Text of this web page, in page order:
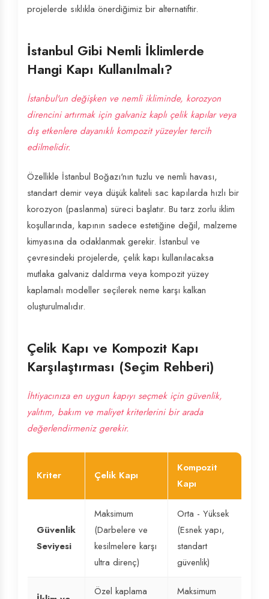
projelerde sıklıkla önerdiğimiz bir alternatiftir.
İstanbul Gibi Nemli İklimlerde
Hangi Kapı Kullanılmalı?
İstanbul'un değişken ve nemli ikliminde, korozyon
direncini artırmak için galvaniz kaplı çelik kapılar veya
dış etkenlere dayanıklı kompozit yüzeyler tercih
edilmelidir.
Özellikle İstanbul Boğazı'nın tuzlu ve nemli havası,
standart demir veya düşük kaliteli sac kapılarda hızlı bir
korozyon (paslanma) süreci başlatır. Bu tarz zorlu iklim
koşullarında, kapının sadece estetiğine değil, malzeme
kimyasına da odaklanmak gerekir. İstanbul ve
çevresindeki projelerde, çelik kapı kullanılacaksa
mutlaka galvaniz daldırma veya kompozit yüzey
kaplamalı modeller seçilerek neme karşı kalkan
oluşturulmalıdır.
Çelik Kapı ve Kompozit Kapı
Karşılaştırması (Seçim Rehberi)
İhtiyacınıza en uygun kapıyı seçmek için güvenlik,
yalıtım, bakım ve maliyet kriterlerini bir arada
değerlendirmeniz gerekir.
Kriter Çelik Kapı
Kompozit
Kapı
Güvenlik
Seviyesi
Maksimum
(Darbelere ve
kesilmelere karşı
ultra direnç)
Orta - Yüksek
(Esnek yapı,
standart
güvenlik)
Özel kaplama Maksimum